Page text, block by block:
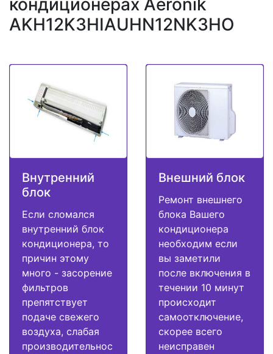
кондиционерах Aeronik
AKH12K3HIAUHN12NK3HO
Внутренний
блок
Если сломался
внутренний блок
кондиционера, то
причин этому
много - засорение
фильтров
препятствует
подаче свежего
воздуха, слабая
производительнос
Внешний блок
Ремонт внешнего
блока Вашего
кондиционера
необходим если
вы заметили
после включения в
течении 10 минут
происходит
самоотключение,
скорее всего
неисправен